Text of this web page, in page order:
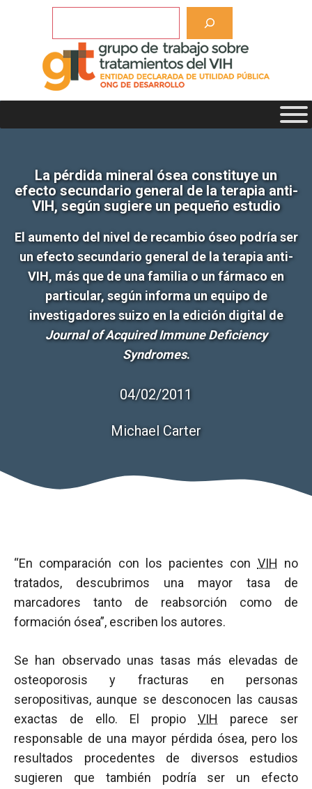
La pérdida mineral ósea constituye un
efecto secundario general de la terapia anti-
VIH, según sugiere un pequeño estudio
El aumento del nivel de recambio óseo podría ser
un efecto secundario general de la terapia anti-
VIH, más que de una familia o un fármaco en
particular, según informa un equipo de
investigadores suizo en la edición digital de
Journal of Acquired Immune Deficiency
Syndromes.
04/02/2011
Michael Carter
“En comparación con los pacientes con VIH no
tratados, descubrimos una mayor tasa de
marcadores tanto de reabsorción como de
formación ósea”, escriben los autores.
Se han observado unas tasas más elevadas de
osteoporosis y fracturas en personas
seropositivas, aunque se desconocen las causas
exactas de ello. El propio VIH parece ser
responsable de una mayor pérdida ósea, pero los
resultados procedentes de diversos estudios
sugieren que también podría ser un efecto